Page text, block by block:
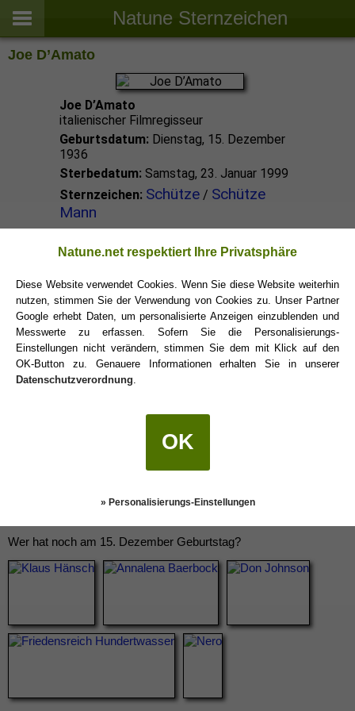
Natune Sternzeichen
Joe D’Amato
Joe D’Amato
italienischer Filmregisseur
Geburtsdatum: Dienstag, 15. Dezember
1936
Sterbedatum: Samstag, 23. Januar 1999
Sternzeichen: Schütze/ Schütze
Mann
Schütze Promis
Schütze Sternzeichen
Wer hat noch am 15. Dezember Geburtstag?
Natune.net respektiert Ihre Privatsphäre
Diese Website verwendet Cookies. Wenn Sie diese Website weiterhin
nutzen, stimmen Sie der Verwendung von Cookies zu. Unser Partner
Google erhebt Daten, um personalisierte Anzeigen einzublenden und
Messwerte zu erfassen. Sofern Sie die Personalisierungs-
Einstellungen nicht verändern, stimmen Sie dem mit Klick auf den
OK-Button zu. Genauere Informationen erhalten Sie in unserer
Datenschutzverordnung
OK
» Personalisierungs-Einstellungen